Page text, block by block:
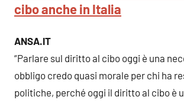
cibo anche in Italia
ANSA.IT
“Parlare sul diritto al cibo oggi è una
obbligo credo quasi morale per chi ha
politiche, perché oggi il diritto al cibo è